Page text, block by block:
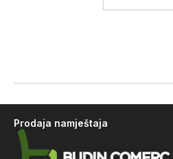
Prodaja namještaja